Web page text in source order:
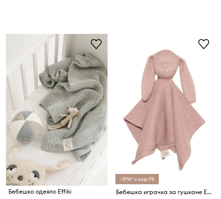
Бебешко одеяло Effiki
-15%* с код: FS
Бебешка играчка за гушкане Effiki